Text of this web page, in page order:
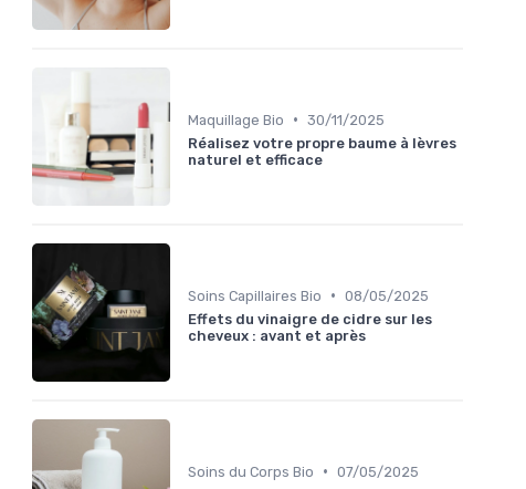
Maquillage Bio • 30/11/2025
Réalisez votre propre baume à lèvres
naturel et efficace
Soins Capillaires Bio • 08/05/2025
Effets du vinaigre de cidre sur les
cheveux : avant et après
Soins du Corps Bio • 07/05/2025